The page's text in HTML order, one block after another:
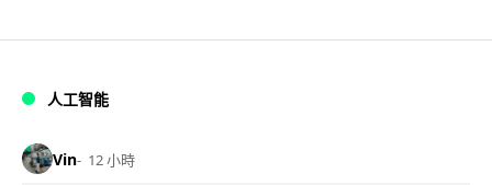
人工智能
Vin 12 小時